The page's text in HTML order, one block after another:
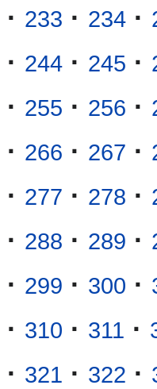
· 233 · 234 ·
· 244 · 245 ·
· 255 · 256 ·
· 266 · 267 ·
· 277 · 278 ·
· 288 · 289 ·
· 299 · 300 ·
· 310 · 311 ·
· 321 · 322 ·